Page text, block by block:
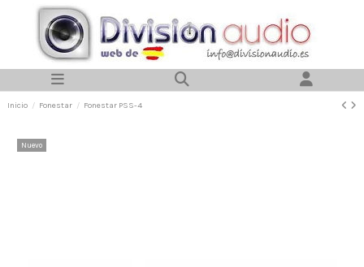
Inicio Fonestar Fonestar PSS-4
Nuevo